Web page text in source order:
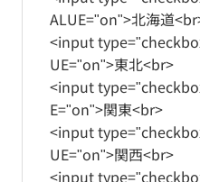
ALUE="on">北海道
<input
UE="on">東北<br>
<input
E="on">関東<br>
<input
UE="on">関西<br>
<input